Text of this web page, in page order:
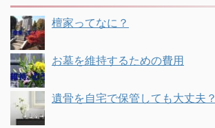
檀家ってなに？
お墓を維持するための費用
遺骨を自宅で保管しても大丈夫？